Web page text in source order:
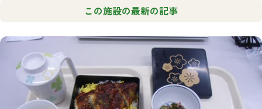
この施設の最新の記事